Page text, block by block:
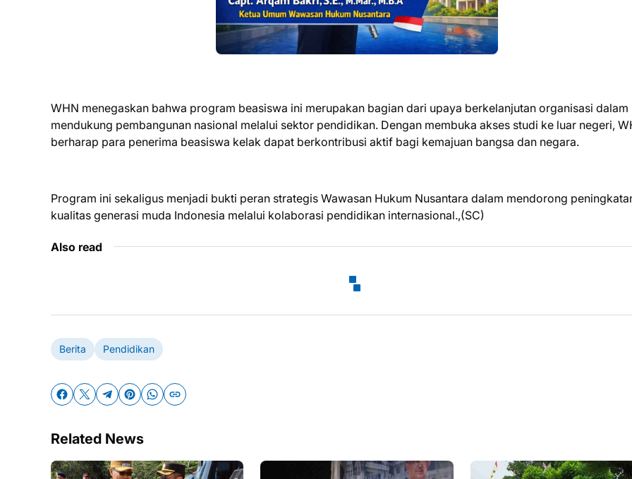
WHN menegaskan bahwa program beasiswa ini merupakan bagian dari upaya berkelanjutan organisasi dalam
mendukung pembangunan nasional melalui sektor pendidikan. Dengan membuka akses studi ke luar negeri,
berharap para penerima beasiswa kelak dapat berkontribusi aktif bagi kemajuan bangsa dan negara.
Program ini sekaligus menjadi bukti peran strategis Wawasan Hukum Nusantara dalam mendorong
kualitas generasi muda Indonesia melalui kolaborasi pendidikan internasional.,(SC)
Also read
Berita Pendidikan
Related News